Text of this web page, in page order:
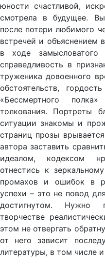
юности счастливой,
смотрела в будущее.
после потери любимого
встречей и объяснением
в ходе замысловатого
справедливость в
труженика довоенного
обстоятельств,
«Бессмертного
толкования. Портреты
ситуации знакомы и
страниц прозы
автора заставить
идеалом, кодексом
отнестись к
промахов и ошибок в
успехи – это не повод
достигнутом. Нужно
творчестве
этом не отвергать
от него зависит
литературы, в том числе